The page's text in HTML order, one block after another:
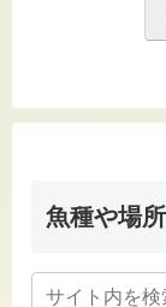
魚種や場